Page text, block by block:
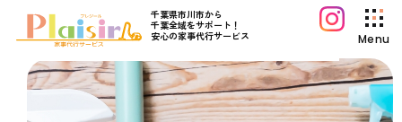
千葉県市川市から
千葉全域をサポート！
安心の家事代行サービス
Menu
プレジールについて